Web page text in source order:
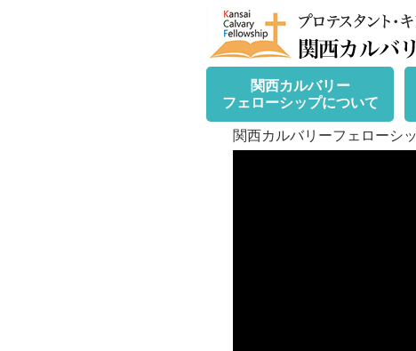
関西カルバリー
フェローシップについて
関西カルバリーフェローシ